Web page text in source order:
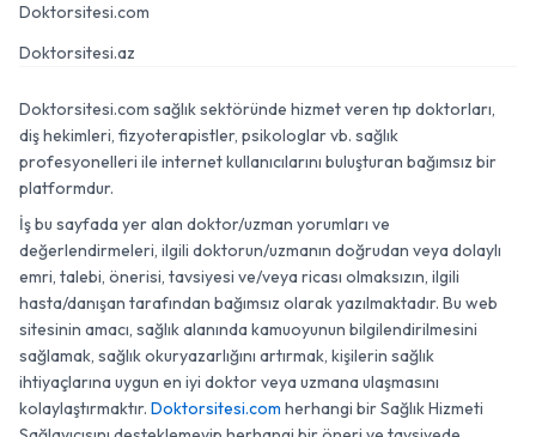
Doktorsitesi.com
Doktorsitesi.az
Doktorsitesi.com sağlık sektöründe hizmet veren tıp doktorları,
diş hekimleri, fizyoterapistler, psikologlar vb. sağlık
profesyonelleri ile internet kullanıcılarını buluşturan bağımsız bir
platformdur.
İş bu sayfada yer alan doktor/uzman yorumları ve
değerlendirmeleri, ilgili doktorun/uzmanın doğrudan veya dolaylı
emri, talebi, önerisi, tavsiyesi ve/veya ricası olmaksızın, ilgili
hasta/danışan tarafından bağımsız olarak yazılmaktadır. Bu web
sitesinin amacı, sağlık alanında kamuoyunun bilgilendirilmesini
sağlamak, sağlık okuryazarlığını artırmak, kişilerin sağlık
ihtiyaçlarına uygun en iyi doktor veya uzmana ulaşmasını
kolaylaştırmaktır. Doktorsitesi.com herhangi bir Sağlık Hizmeti